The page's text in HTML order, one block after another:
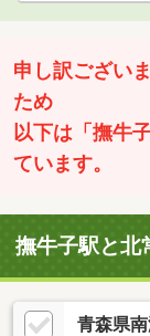
申し訳ござい
ため
以下は「撫牛
ています。
撫牛子駅と北
青森県